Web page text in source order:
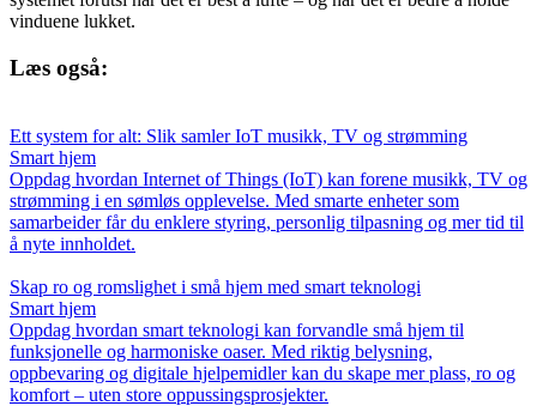
vinduene lukket.
Læs også:
Ett system for alt: Slik samler IoT musikk, TV og strømming
Smart hjem
Oppdag hvordan Internet of Things (IoT) kan forene musikk, TV og
strømming i en sømløs opplevelse. Med smarte enheter som
samarbeider får du enklere styring, personlig tilpasning og mer tid til
å nyte innholdet.
Skap ro og romslighet i små hjem med smart teknologi
Smart hjem
Oppdag hvordan smart teknologi kan forvandle små hjem til
funksjonelle og harmoniske oaser. Med riktig belysning,
oppbevaring og digitale hjelpemidler kan du skape mer plass, ro og
komfort – uten store oppussingsprosjekter.